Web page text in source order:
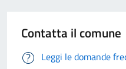
Contatta il comune
Leggi le domande